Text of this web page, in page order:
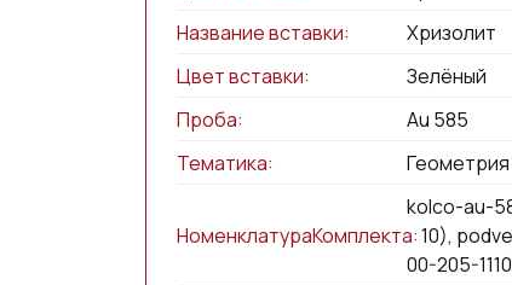
Название вставки:
Хризолит
Цвет вставки:
Зелёный
Проба:
Au 585
Тематика:
Геометрия
НоменклатураКомплекта:
kolco-au-
1110),
00-205-